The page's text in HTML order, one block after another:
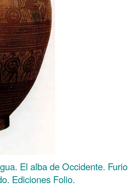
El alba de Occidente. Furio
Ediciones Folio.